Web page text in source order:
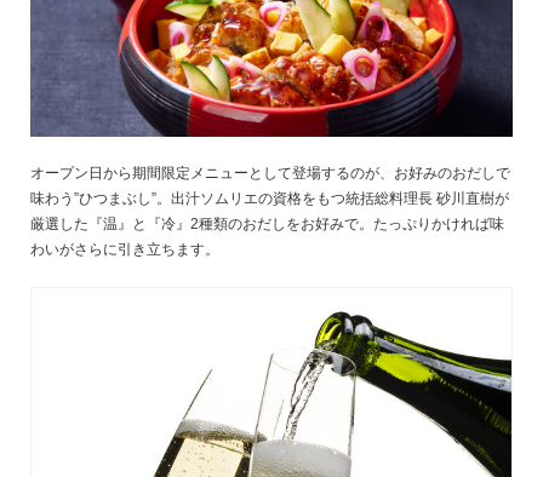
オープン日から期間限定メニューとして登場するのが、お好みのおだしで
味わう”ひつまぶし”。出汁ソムリエの資格をもつ統括総料理長 砂川直樹が
厳選した『温』と『冷』2種類のおだしをお好みで。たっぷりかければ味
わいがさらに引き立ちます。